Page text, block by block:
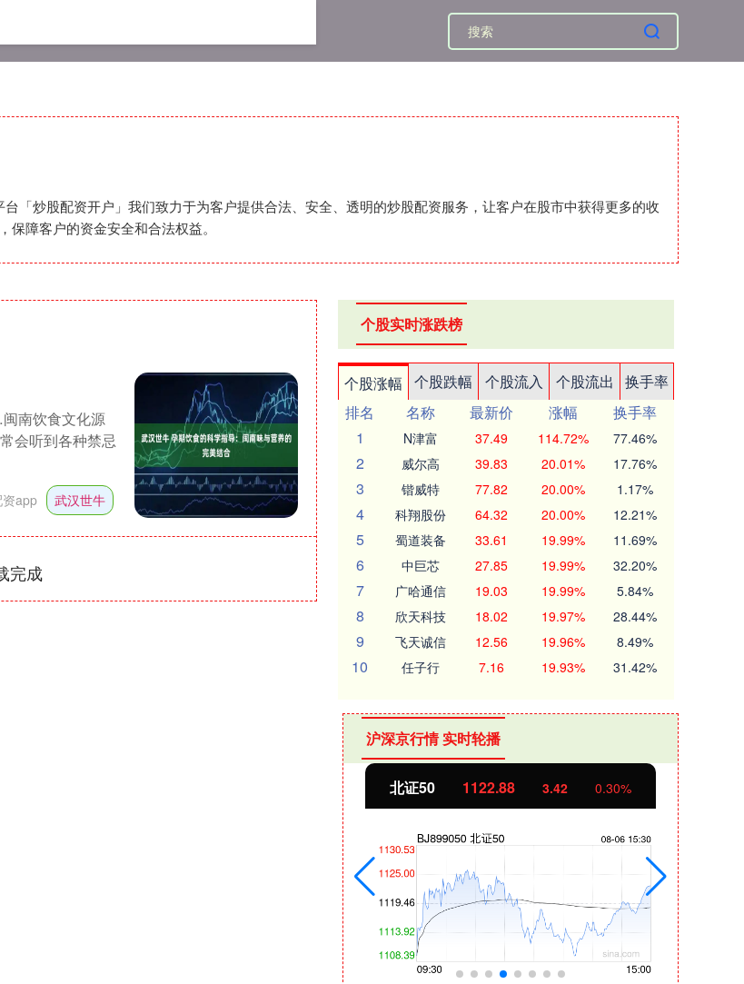
「炒股配资开户」我们致力于为客户提供合法、安全、透明的炒股配资服务，让客户在股市中获得更多的收
障客户的资金安全和合法权益。
南饮食文化源
会听到各种禁忌
app 武汉世牛
完成
个股实时涨跌榜
个股涨幅 个股跌幅 个股流入 个股流出
换手率
排名
名称 最新价 涨幅
换手率
1
N津富 37.49 114.72% 77.46%
2 威尔高 39.83 20.01% 17.76%
3 锴威特 77.82 20.00% 1.17%
4 科翔股份 64.32 20.00% 12.21%
5 蜀道装备 33.61 19.99% 11.69%
6 中巨芯 27.85 19.99% 32.20%
7 广哈通信 19.03 19.99% 5.84%
8 欣天科技 18.02 19.97% 28.44%
9 飞天诚信 12.56 19.96% 8.49%
10 任子行 7.16 19.93% 31.42%
沪深京行情 实时轮播
创业板指 3515.56 -19.58 -0.55%